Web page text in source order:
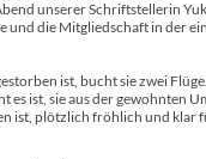
unserer Schriftstellerin
die Mitgliedschaft in der
ist, bucht sie zwei
es ist, sie aus der gewohnten
ist, plötzlich fröhlich und klar